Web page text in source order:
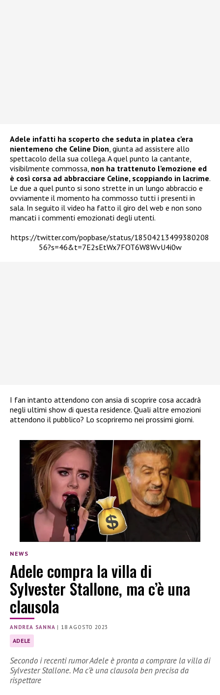
Adele infatti ha scoperto che seduta in platea c’era
nientemeno che Celine Dion, giunta ad assistere allo
spettacolo della sua collega. A quel punto la cantante,
visibilmente commossa, non ha trattenuto l’emozione ed
è così corsa ad abbracciare Celine, scoppiando in lacrime.
Le due a quel punto si sono strette in un lungo abbraccio e
ovviamente il momento ha commosso tutti i presenti in
sala. In seguito il video ha fatto il giro del web e non sono
mancati i commenti emozionati degli utenti.
https://twitter.com/popbase/status/18504213499380208
56?s=46&t=7E2sEtWx7FOT6W8WvU4i0w
I fan intanto attendono con ansia di scoprire cosa accadrà
negli ultimi show di questa residence. Quali altre emozioni
attendono il pubblico? Lo scopriremo nei prossimi giorni.
NEWS
Adele compra la villa di
Sylvester Stallone, ma c’è una
clausola
ANDREA SANNA | 18 AGOSTO 2023
ADELE
Secondo i recenti rumor Adele è pronta a comprare la villa di
Sylvester Stallone. Ma c’è una clausola ben precisa da
rispettare